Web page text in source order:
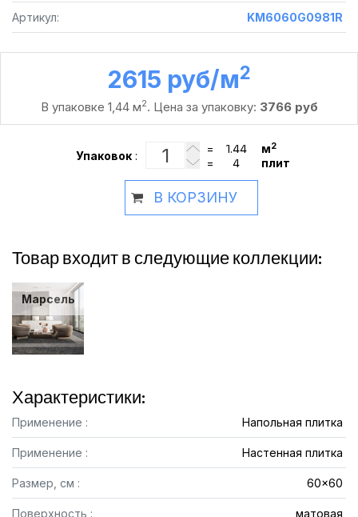
Артикул: KM6060G0981R
2615 руб /м2
В упаковке 1,44 м2. Цена за упаковку: 3766 руб
Упаковок :
= м2
= плит
В КОРЗИНУ
Товар входит в следующие коллекции:
Марсель
Характеристики:
Применение : Напольная плитка
Применение : Настенная плитка
Размер, см : 60x60
Поверхность : матовая